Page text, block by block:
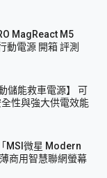
MagReact M5
動電源 開箱 評測
儲能救車電源】 可
性與強大供電效能
MSI微星 Modern
商用智慧聯網螢幕